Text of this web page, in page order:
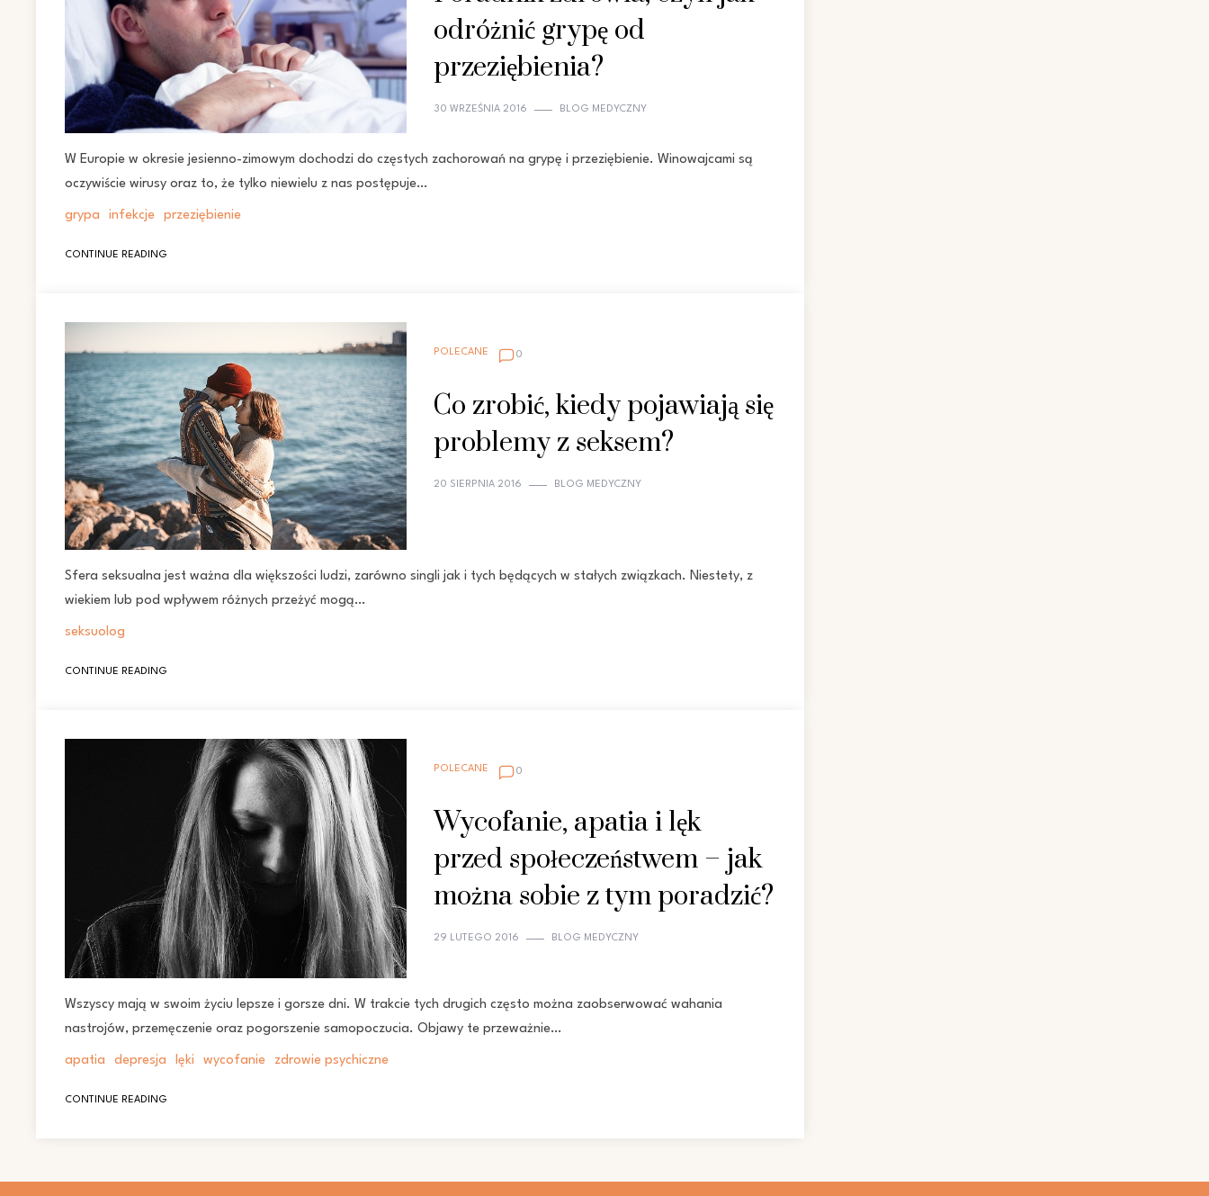
odróżnić grypę od
przeziębienia?
30 WRZEŚNIA 2016 BLOG MEDYCZNY
W Europie w okresie jesienno-zimowym dochodzi do częstych zachorowań na grypę i przeziębienie. Winowajcami są
oczywiście wirusy oraz to, że tylko niewielu z nas postępuje…
grypa infekcje przeziębienie
CONTINUE READING
POLECANE 0
Co zrobić, kiedy pojawiają się
problemy z seksem?
20 SIERPNIA 2016 BLOG MEDYCZNY
Sfera seksualna jest ważna dla większości ludzi, zarówno singli jak i tych będących w stałych związkach. Niestety, z
wiekiem lub pod wpływem różnych przeżyć mogą…
seksuolog
CONTINUE READING
POLECANE 0
Wycofanie, apatia i lęk
przed społeczeństwem – jak
można sobie z tym poradzić?
29 LUTEGO 2016 BLOG MEDYCZNY
Wszyscy mają w swoim życiu lepsze i gorsze dni. W trakcie tych drugich często można zaobserwować wahania
nastrojów, przemęczenie oraz pogorszenie samopoczucia. Objawy te przeważnie…
apatia depresja lęki wycofanie zdrowie psychiczne
CONTINUE READING